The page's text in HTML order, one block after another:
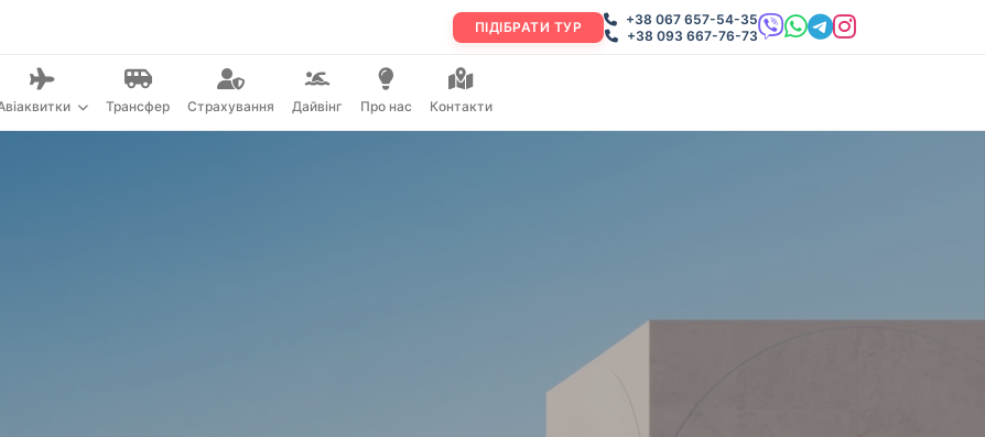
ПІДІБРАТИ ТУР
+38 067 657-54-35
+38 093 667-76-73
Трансфер Страхування Дайвінг Про нас Контакти